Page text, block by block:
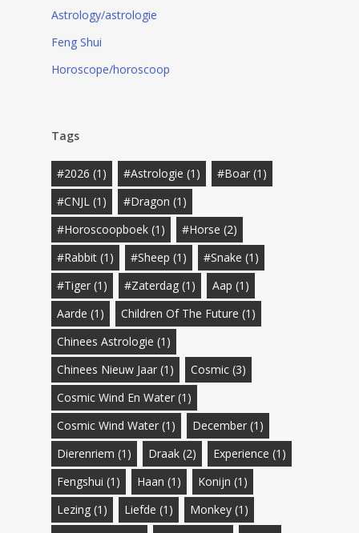
Astrology/astrologie
Feng Shui
Horoscope/horoscoop
Tags
#2026 (1) #Astrologie (1) #Boar (1)
#CNJL (1) #Dragon (1)
#horoscoopboek (1) #Horse (2)
#Rabbit (1) #Sheep (1) #Snake (1)
#Tiger (1) #zaterdag (1) Aap (1)
Aarde (1) Children Of The Future (1)
Chinees Astrologie (1)
Chinees Nieuw Jaar (1) Cosmic (3)
Cosmic Wind En Water (1)
Cosmic Wind Water (1) December (1)
Dierenriem (1) Draak (2) Experience (1)
Fengshui (1) Haan (1) Konijn (1)
Lezing (1) Liefde (1) Monkey (1)